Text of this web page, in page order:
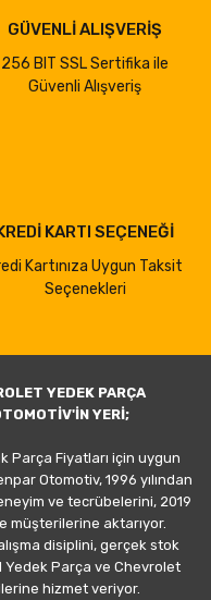
GÜVENLİ ALIŞVERİŞ
256 BIT SSL Sertifika ile
Güvenli Alışveriş
KARTI SEÇENEĞİ
Kartınıza Uygun Taksit
Seçenekleri
YEDEK PARÇA
YERİ;
Parça Fiyatları için uygun
Otomotiv, 1996 yılından
ve tecrübelerini, 2019
müşterilerine aktarıyor.
disiplini, gerçek stok
Yedek Parça ve Chevrolet
hizmet veriyor.